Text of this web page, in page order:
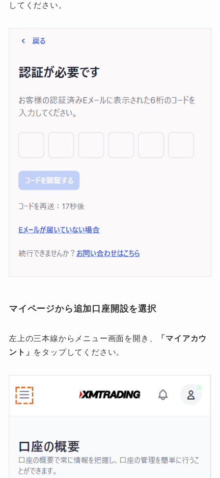
してください。
マイページから追加口座開設を選択
左上の三本線からメニュー画面を開き、
「マイアカウ
ント」 をタップしてください。